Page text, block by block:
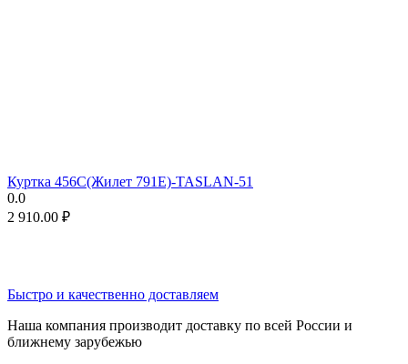
Куртка 456C(Жилет 791E)-TASLAN-51
0.0
2 910.00 ₽
Быстро и качественно доставляем
Наша компания производит доставку по всей России и
ближнему зарубежью